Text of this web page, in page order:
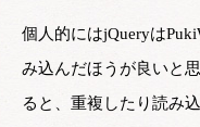
個人的にはjQueryは
み込んだほうが良いと
ると、重複したり読み